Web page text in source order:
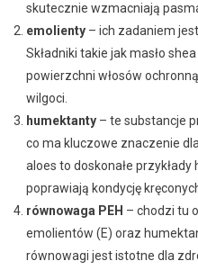
skutecznie wzmacniają
emolienty– ich zadaniem jest
Składniki takie jak masło
powierzchni włosów
wilgoci.
humektanty– te substancje
co ma kluczowe znaczenie
aloes to doskonałe
poprawiają kondycję
równowaga PEH – chodzi tu
emolientów (E) oraz
równowagi jest istotne dla